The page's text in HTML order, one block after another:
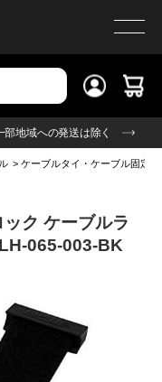
部地域への発送は除く
>ケーブルタイ・ケーブル固定
ク ケーブルラ
065-003-BK